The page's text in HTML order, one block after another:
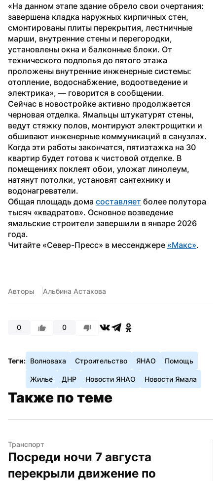
«На данном этапе здание обрело свои очертания:
завершена кладка наружных кирпичных стен,
смонтированы плиты перекрытия, лестничные
марши, внутренние стены и перегородки,
установлены окна и балконные блоки. От
технического подполья до пятого этажа
проложены внутренние инженерные системы:
отопление, водоснабжение, водоотведение и
электрика», — говорится в сообщении.
Сейчас в новостройке активно продолжается
черновая отделка. Ямальцы штукатурят стены,
ведут стяжку полов, монтируют электрощитки и
обшивают инженерные коммуникаций в санузлах.
Когда эти работы закончатся, пятиэтажка на 30
квартир будет готова к чистовой отделке. В
помещениях поклеят обои, уложат линолеум,
натянут потолки, установят сантехнику и
водонагреватели.
Общая площадь дома составляет более полутора
тысяч «квадратов». Основное возведение
ямальские строители завершили в январе 2026
года.
Читайте «Север-Пресс» в мессенджере «Макс».
Авторы Альбина Астахова
0 0
Теги: Волноваха Строительство ЯНАО Помощь
Жилье ДНР Новости ЯНАО Новости Ямала
Также по теме
Транспорт
Посреди ночи 7 августа
перекрыли движение по